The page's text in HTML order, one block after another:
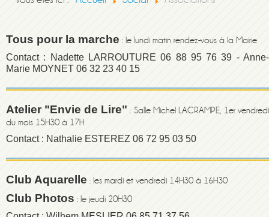
Tous pour la marche : le lundi matin rendez-vous à la Mairie
Contact : Nadette LARROUTURE 06 88 95 76 39 - Anne-
Marie MOYNET 06 32 23 40 15
Atelier "Envie de Lire" : Salle Michel LACRAMPE, 1er vendredi
du mois 15H30 à 17H
Contact : Nathalie ESTEREZ 06 72 95 03 50
Club Aquarelle : les mardi et vendredi 14H30 à 16H30
Club Photos : le jeudi 20H30